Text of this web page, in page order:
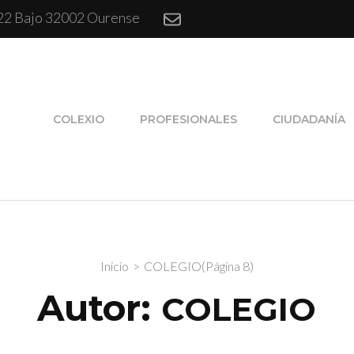
Bajo 32002 Ourense
COLEXIO PROFESIONALES CIUDADANÍA
Inicio > COLEGIO(Página 8)
Autor: COLEGIO